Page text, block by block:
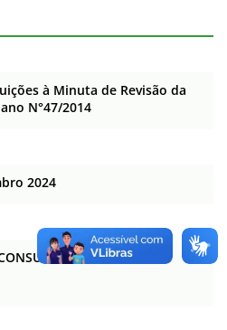
à Minuta de Revisão da
N°47/2014
2024